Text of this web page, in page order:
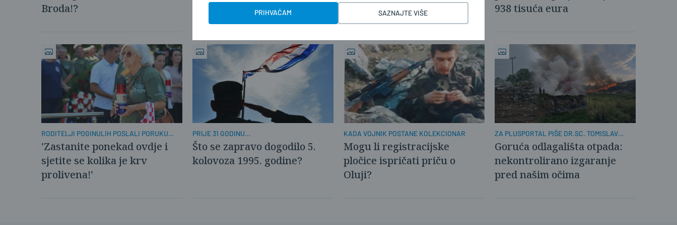
Broda!?
uživamo!'
938 tisuća eura
RODITELJI POGINULIH POSLALI PORUKU
MLADIMA
'Zastanite ponekad ovdje i
sjetite se kolika je krv
prolivena!'
PRIJE 31 GODINU...
Što se zapravo dogodilo 5.
kolovoza 1995. godine?
KADA VOJNIK POSTANE KOLEKCIONAR
Mogu li registracijske
pločice ispričati priču o
Oluji?
ZA PLUSPORTAL PIŠE DR.SC. TOMISLAV
LUKIĆ
Goruća odlagališta otpada:
nekontrolirano izgaranje
pred našim očima
PRIHVAĆAM SAZNAJTE VIŠE